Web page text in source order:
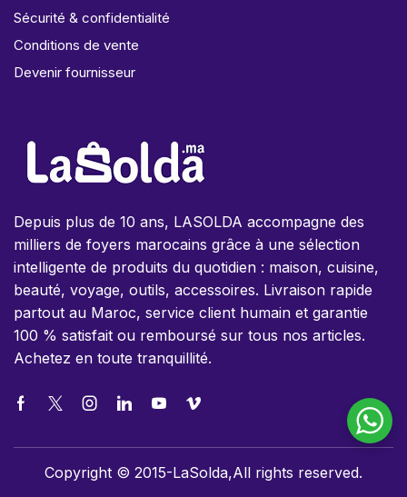
Sécurité & confidentialité
Conditions de vente
Devenir fournisseur
Depuis plus de 10 ans, LASOLDA accompagne des
milliers de foyers marocains grâce à une sélection
intelligente de produits du quotidien : maison, cuisine,
beauté, voyage, outils, accessoires. Livraison rapide
partout au Maroc, service client humain et garantie
100 % satisfait ou remboursé sur tous nos articles.
Achetez en toute tranquillité.
Copyright © 2015-LaSolda,All rights reserved.